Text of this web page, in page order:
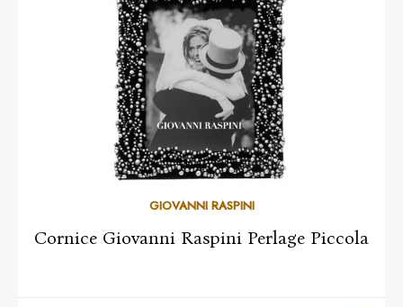
GIOVANNI RASPINI
Cornice Giovanni Raspini Perlage Piccola